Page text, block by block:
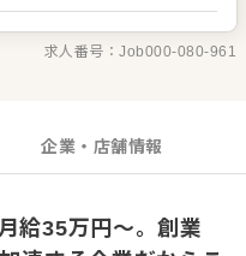
験がない方も安心してスタ
キャリアとして、SVやエリア
ックビズ転職支援窓口』ま
試用期間】 3ヶ
求人番号：Job000-080-961
企業・店舗情報
給35万円～。創業